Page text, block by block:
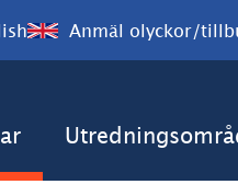
Anmäl olyckor/